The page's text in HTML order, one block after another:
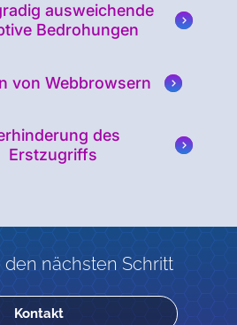
ausweichende
Bedrohungen
von Webbrowsern
des
Erstzugriffs
den nächsten Schritt
Kontakt